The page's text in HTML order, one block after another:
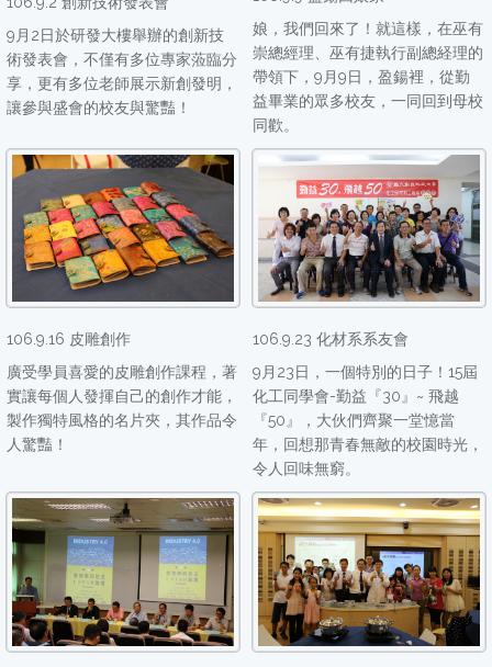
9月2日於研發大樓舉辦的創新技
術發表會，不僅有多位專家蒞臨分
享，更有多位老師展示新創發明，
讓參與盛會的校友與驚豔！
娘，我們回來了！就這樣，在巫有
崇總經理、巫有捷執行副總経理的
帶領下，9月9日，盈鍚裡，從勤
益畢業的眾多校友，一同回到母校
同歡。
106.9.16 皮雕創作
廣受學員喜愛的皮雕創作課程，著
實讓每個人發揮自己的創作才能，
製作獨特風格的名片夾，其作品令
人驚豔！
106.9.23 化材系系友會
9月23日，一個特別的日子！15屆
化工同學會-勤益『30』~ 飛越
『50』，大伙們齊聚一堂憶當
年，回想那青春無敵的校園時光，
令人回味無窮。